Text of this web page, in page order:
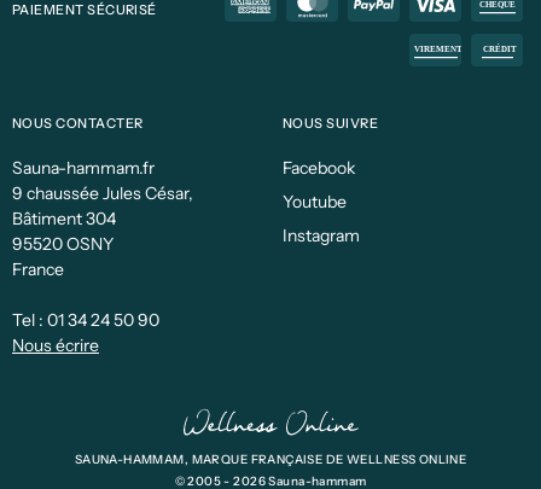
PAIEMENT SÉCURISÉ
NOUS CONTACTER
Sauna-hammam.fr
9 chaussée Jules César,
Bâtiment 304
95520 OSNY
France
Tel : 01 34 24 50 90
Nous écrire
NOUS SUIVRE
Facebook
Youtube
Instagram
SAUNA-HAMMAM, MARQUE FRANÇAISE DE WELLNESS ONLINE
© 2005 - 2026 Sauna-hammam